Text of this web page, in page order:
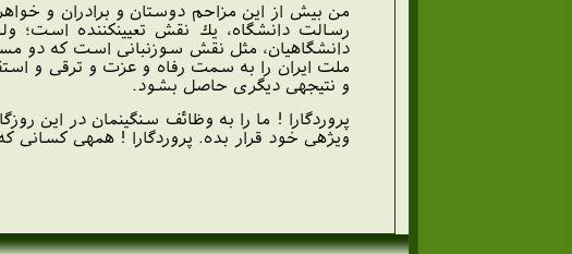
من بيش از اين مزاحم دوستان و برادران و
رسالت دانشگاه، يك نقش تعيين‏كننده است؛
دانشگاهيان، مثل نقش سوزن‏بانى است كه دو
ملت ايران را به سمت رفاه و عزت و ترقى و
و نتيجه‏ى ديگرى حاصل بشود.
پروردگارا ! ما را به وظائف سنگين‏مان در اين
ويژه‏ى خود قرار بده. پروردگارا ! همه‏ى كسانى